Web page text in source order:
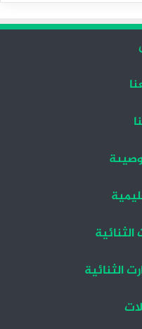
الثنائية